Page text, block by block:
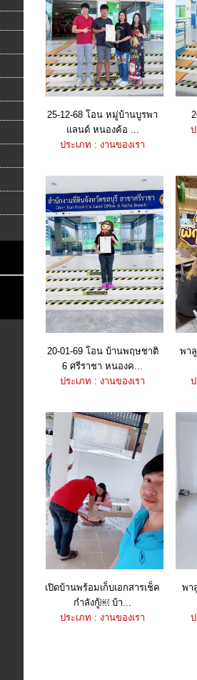
25-12-68 โอน หมู่บ้านบูรพา
แลนด์ หนองค้อ ...
ประเภท : งานของเรา
20-01-69 โอน บ้านพฤษชาติ
6 ศรีราชา หนองค...
ประเภท : งานของเรา
พา
เปิดบ้านพร้อมเก็บเอกสารเช็ค
กำลังกู้￼ บ้า...
ประเภท : งานของเรา
พา